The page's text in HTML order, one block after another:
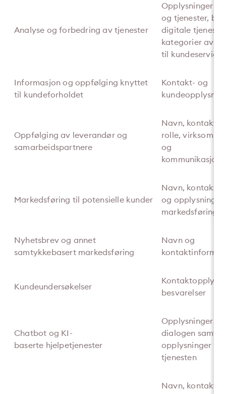
Analyse og forbedring av tjenester
Opplysninger
og tjenester,
digitale
kategorier av
til kundeservice
Informasjon og oppfølging knyttet
til kundeforholdet
Kontakt- og
Oppfølging av leverandør og
samarbeidspartnere
Navn,
rolle,
og
Markedsføring til potensielle kunder
Navn,
og
Nyhetsbrev og annet
samtykkebasert markedsføring
Navn og
Kundeundersøkelser
besvarelser
Chatbot og KI-
baserte hjelpetjenester
Opplysninger
dialogen samt
opplysninger
tjenesten
Navn,